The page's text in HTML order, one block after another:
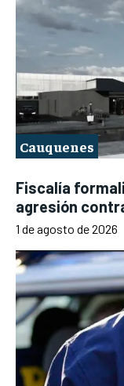
Cauquenes
Fiscalía
agresión
1 de agosto de 2026